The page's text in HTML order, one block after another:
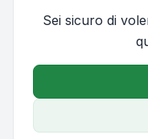
Sei sicuro di